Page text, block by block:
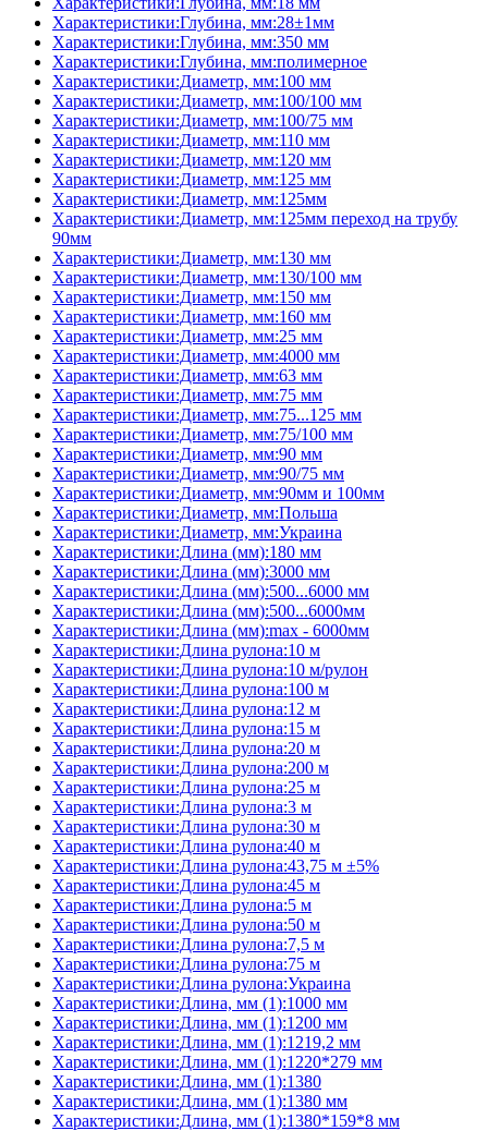
Характеристики:Глубина, мм:28±1мм
Характеристики:Глубина, мм:350 мм
Характеристики:Глубина, мм:полимерное
Характеристики:Диаметр, мм:100 мм
Характеристики:Диаметр, мм:100/100 мм
Характеристики:Диаметр, мм:100/75 мм
Характеристики:Диаметр, мм:110 мм
Характеристики:Диаметр, мм:120 мм
Характеристики:Диаметр, мм:125 мм
Характеристики:Диаметр, мм:125мм
Характеристики:Диаметр, мм:125мм переход на трубу
90мм
Характеристики:Диаметр, мм:130 мм
Характеристики:Диаметр, мм:130/100 мм
Характеристики:Диаметр, мм:150 мм
Характеристики:Диаметр, мм:160 мм
Характеристики:Диаметр, мм:25 мм
Характеристики:Диаметр, мм:4000 мм
Характеристики:Диаметр, мм:63 мм
Характеристики:Диаметр, мм:75 мм
Характеристики:Диаметр, мм:75...125 мм
Характеристики:Диаметр, мм:75/100 мм
Характеристики:Диаметр, мм:90 мм
Характеристики:Диаметр, мм:90/75 мм
Характеристики:Диаметр, мм:90мм и 100мм
Характеристики:Диаметр, мм:Польша
Характеристики:Диаметр, мм:Украина
Характеристики:Длина (мм):180 мм
Характеристики:Длина (мм):3000 мм
Характеристики:Длина (мм):500...6000 мм
Характеристики:Длина (мм):500...6000мм
Характеристики:Длина (мм):max - 6000мм
Характеристики:Длина рулона:10 м
Характеристики:Длина рулона:10 м/рулон
Характеристики:Длина рулона:100 м
Характеристики:Длина рулона:12 м
Характеристики:Длина рулона:15 м
Характеристики:Длина рулона:20 м
Характеристики:Длина рулона:200 м
Характеристики:Длина рулона:25 м
Характеристики:Длина рулона:3 м
Характеристики:Длина рулона:30 м
Характеристики:Длина рулона:40 м
Характеристики:Длина рулона:43,75 м ±5%
Характеристики:Длина рулона:45 м
Характеристики:Длина рулона:5 м
Характеристики:Длина рулона:50 м
Характеристики:Длина рулона:7,5 м
Характеристики:Длина рулона:75 м
Характеристики:Длина рулона:Украина
Характеристики:Длина, мм (1):1000 мм
Характеристики:Длина, мм (1):1200 мм
Характеристики:Длина, мм (1):1219,2 мм
Характеристики:Длина, мм (1):1220*279 мм
Характеристики:Длина, мм (1):1380
Характеристики:Длина, мм (1):1380 мм
Характеристики:Длина, мм (1):1380*159*8 мм